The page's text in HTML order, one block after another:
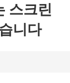
스크린
니다